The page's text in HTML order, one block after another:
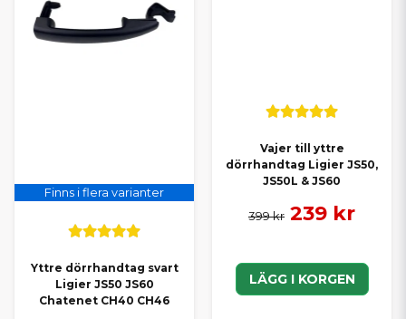
Finns i flera varianter
Yttre dörrhandtag svart
Ligier JS50 JS60
Chatenet CH40 CH46
Vajer till yttre
dörrhandtag Ligier JS50,
JS50L & JS60
399 kr 239 kr
LÄGG I KORGEN